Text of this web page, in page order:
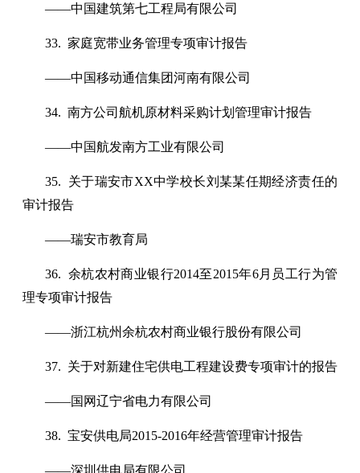
——中国建筑第七工程局有限公司
33. 家庭宽带业务管理专项审计报告
——中国移动通信集团河南有限公司
34. 南方公司航机原材料采购计划管理审计报告
——中国航发南方工业有限公司
35. 关于瑞安市XX中学校长刘某某任期经济责任的
审计报告
——瑞安市教育局
36. 余杭农村商业银行2014至2015年6月员工行为管
理专项审计报告
——浙江杭州余杭农村商业银行股份有限公司
37. 关于对新建住宅供电工程建设费专项审计的报告
——国网辽宁省电力有限公司
38. 宝安供电局2015-2016年经营管理审计报告
——深圳供电局有限公司